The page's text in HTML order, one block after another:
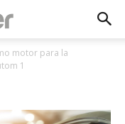
motor para la
1